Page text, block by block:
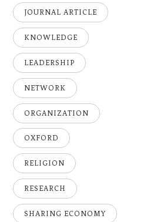
JOURNAL ARTICLE
KNOWLEDGE
LEADERSHIP
NETWORK
ORGANIZATION
OXFORD
RELIGION
RESEARCH
SHARING ECONOMY